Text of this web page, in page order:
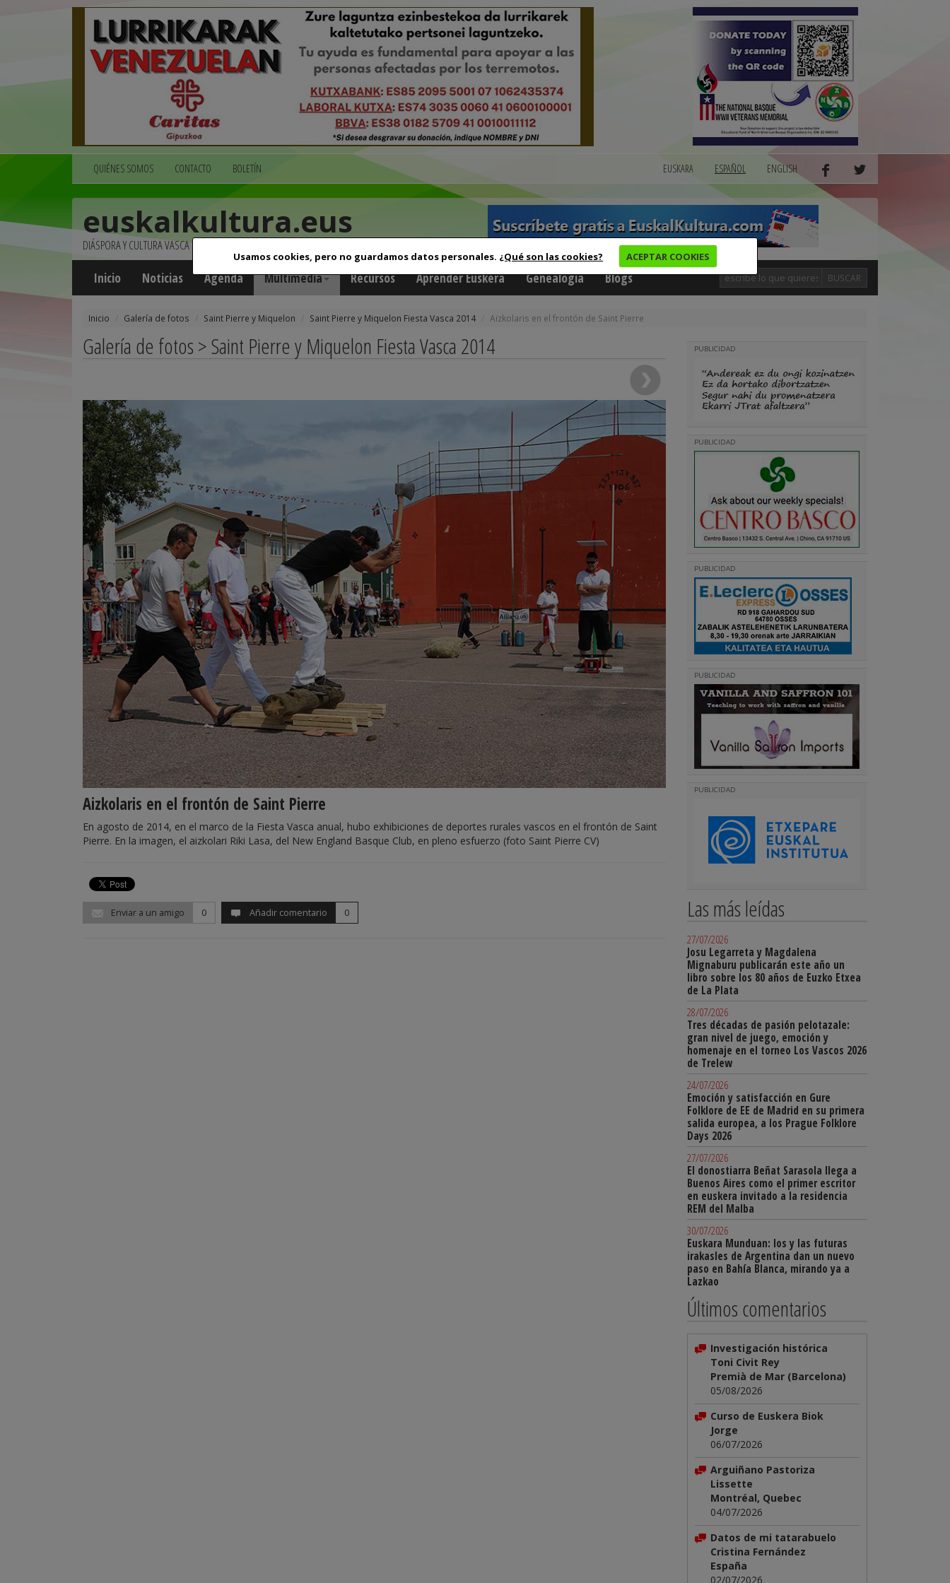
Usamos cookies, pero no guardamos datos personales. ¿Qué son las cookies? ACEPTAR COOKIES
QUIÉNES SOMOS CONTACTO BOLETÍN EUSKARA ESPAÑOL ENGLISH
euskalkultura.eus
DIÁSPORA Y CULTURA VASCA
Inicio Noticias Agenda Multimedia Recursos Aprender Euskera Genealogía Blogs BUSCAR
Inicio Galería de fotos Saint Pierre y Miquelon Saint Pierre y Miquelon Fiesta Vasca 2014 Aizkolaris en el frontón de Saint Pierre
Galería de fotos > Saint Pierre y Miquelon Fiesta Vasca 2014
Aizkolaris en el frontón de Saint Pierre
En agosto de 2014, en el marco de la Fiesta Vasca anual, hubo exhibiciones de deportes rurales vascos en el frontón de Saint
Pierre. En la imagen, el aizkolari Riki Lasa, del New England Basque Club, en pleno esfuerzo (foto Saint Pierre CV)
Enviar a un amigo 0 Añadir comentario 0
PUBLICIDAD
PUBLICIDAD
PUBLICIDAD
PUBLICIDAD
PUBLICIDAD
Las más leídas
27/07/2026
Josu Legarreta y Magdalena
Mignaburu publicarán este año un
libro sobre los 80 años de Euzko Etxea
de La Plata
28/07/2026
Tres décadas de pasión pelotazale:
gran nivel de juego, emoción y
homenaje en el torneo Los Vascos 2026
de Trelew
24/07/2026
Emoción y satisfacción en Gure
Folklore de EE de Madrid en su primera
salida europea, a los Prague Folklore
Days 2026
27/07/2026
El donostiarra Beñat Sarasola llega a
Buenos Aires como el primer escritor
en euskera invitado a la residencia
REM del Malba
30/07/2026
Euskara Munduan: los y las futuras
irakasles de Argentina dan un nuevo
paso en Bahía Blanca, mirando ya a
Lazkao
Últimos comentarios
Investigación histórica
Toni Civit Rey
Premià de Mar (Barcelona)
05/08/2026
Curso de Euskera Biok
Jorge
06/07/2026
Arguiñano Pastoriza
Lissette
Montréal, Quebec
04/07/2026
Datos de mi tatarabuelo
Cristina Fernández
España
02/07/2026